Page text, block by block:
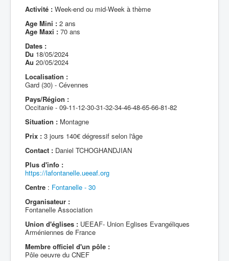
Activité : Week-end ou mid-Week à thème
Age Mini : 2 ans
Age Maxi : 70 ans
Dates :
Du 18/05/2024
Au 20/05/2024
Localisation :
Gard (30) - Cévennes
Pays/Région :
Occitanie - 09-11-12-30-31-32-34-46-48-65-66-81-82
Situation : Montagne
Prix : 3 jours 140€ dégressif selon l'âge
Contact : Daniel TCHOGHANDJIAN
Plus d'info :
https://lafontanelle.ueeaf.org
Centre : Fontanelle - 30
Organisateur :
Fontanelle Association
Union d'églises : UEEAF- Union Eglises Evangéliques
Arméniennes de France
Membre officiel d'un pôle :
Pôle oeuvre du CNEF